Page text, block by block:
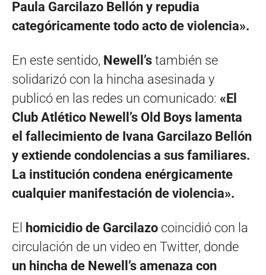
Paula Garcilazo Bellón y repudia
categóricamente todo acto de violencia».
En este sentido, Newell’s también se
solidarizó con la hincha asesinada y
publicó en las redes un comunicado: «El
Club Atlético Newell’s Old Boys lamenta
el fallecimiento de Ivana Garcilazo Bellón
y extiende condolencias a sus familiares.
La institución condena enérgicamente
cualquier manifestación de violencia».
El homicidio de Garcilazo coincidió con la
circulación de un video en Twitter, donde
un hincha de Newell’s amenaza con